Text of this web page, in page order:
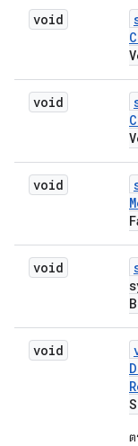
void
void
void
void
void